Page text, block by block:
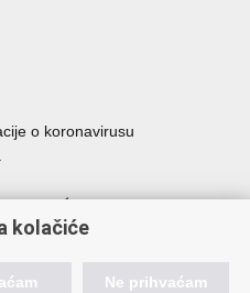
o koronavirusu
sustava
kolačiće
Ne prihvaćam